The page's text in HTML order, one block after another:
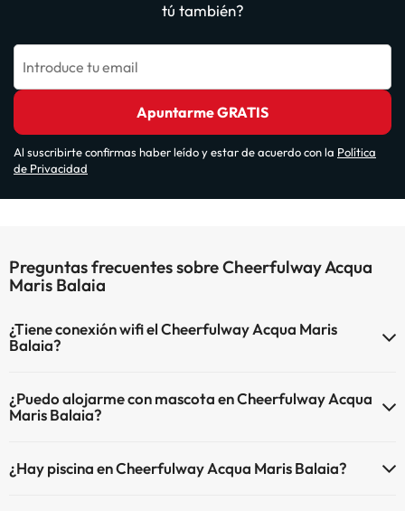
tú también?
Introduce tu email
Apuntarme GRATIS
Al suscribirte confirmas haber leído y estar de acuerdo con la Política
de Privacidad
Preguntas frecuentes sobre Cheerfulway Acqua
Maris Balaia
¿Tiene conexión wifi el Cheerfulway Acqua Maris
Balaia?
¿Puedo alojarme con mascota en Cheerfulway Acqua
Maris Balaia?
¿Hay piscina en Cheerfulway Acqua Maris Balaia?